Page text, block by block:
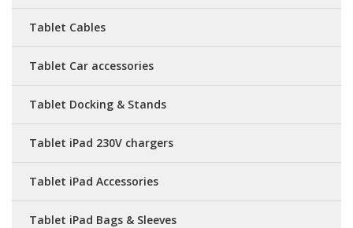
Tablet Cables
Tablet Car accessories
Tablet Docking & Stands
Tablet iPad 230V chargers
Tablet iPad Accessories
Tablet iPad Bags & Sleeves